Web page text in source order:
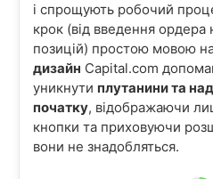
і спрощують робочий
крок (від введення ордера
позицій) простою мовою
дизайн Capital.com
уникнути плутанини та
початку, відображаючи
кнопки та приховуючи
вони не знадобляться.